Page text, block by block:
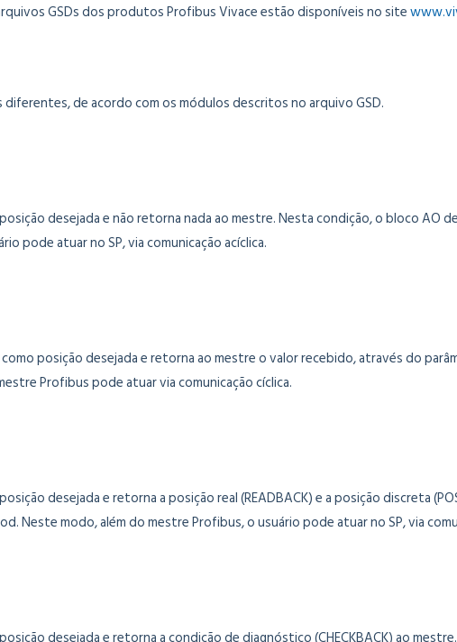
GSDs dos produtos Profibus Vivace estão disponíveis no site
diferentes, de acordo com os módulos descritos no arquivo GSD.
desejada e não retorna nada ao mestre. Nesta condição, o bloco AO
pode atuar no SP, via comunicação acíclica.
posição desejada e retorna ao mestre o valor recebido, através do
Profibus pode atuar via comunicação cíclica.
desejada e retorna a posição real (READBACK) e a posição discreta
modo, além do mestre Profibus, o usuário pode atuar no SP, via